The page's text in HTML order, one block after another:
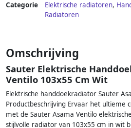
Categorie Elektrische radiatoren,
Radiatoren
Omschrijving
Sauter Elektrische
Ventilo 103x55 Cm Wit
Elektrische handdoekradiator Sauter
Productbeschrijving Ervaar het ultieme
met de Sauter Asama Ventilo
stijlvolle radiator van 103x55 cm in wit